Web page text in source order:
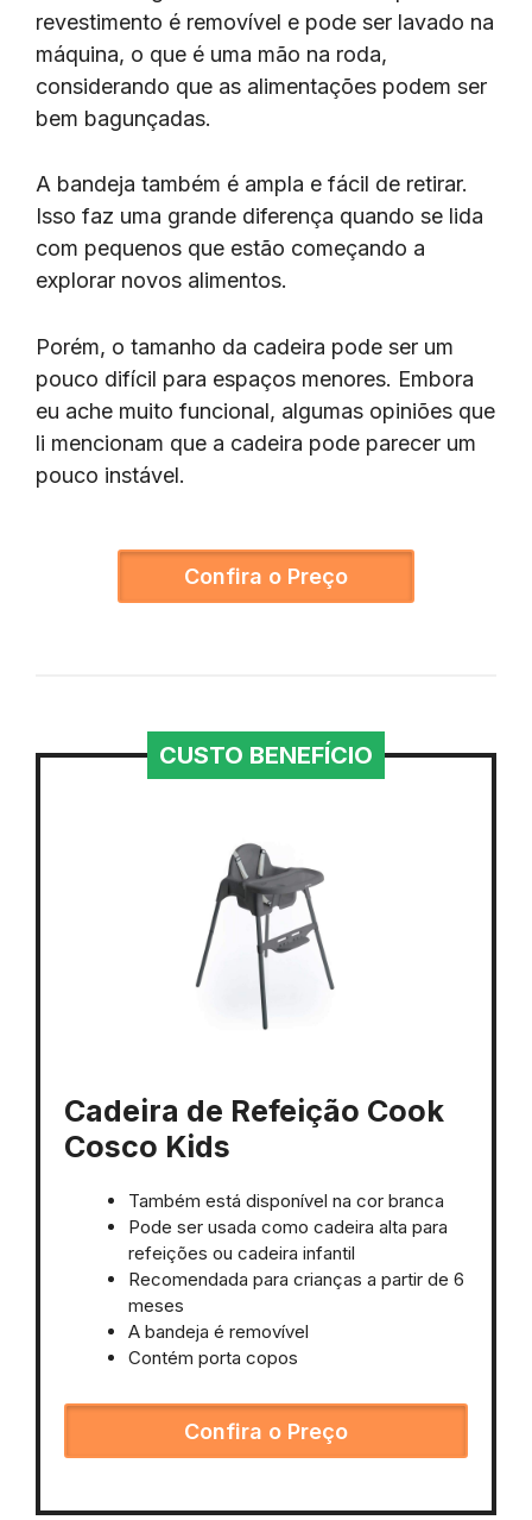
revestimento é removível e pode ser lavado na
máquina, o que é uma mão na roda,
considerando que as alimentações podem ser
bem bagunçadas.
A bandeja também é ampla e fácil de retirar.
Isso faz uma grande diferença quando se lida
com pequenos que estão começando a
explorar novos alimentos.
Porém, o tamanho da cadeira pode ser um
pouco difícil para espaços menores. Embora
eu ache muito funcional, algumas opiniões que
li mencionam que a cadeira pode parecer um
pouco instável.
Confira o Preço
CUSTO BENEFÍCIO
Cadeira de Refeição Cook
Cosco Kids
Também está disponível na cor branca
Pode ser usada como cadeira alta para
refeições ou cadeira infantil
Recomendada para crianças a partir de 6
meses
A bandeja é removível
Contém porta copos
Confira o Preço